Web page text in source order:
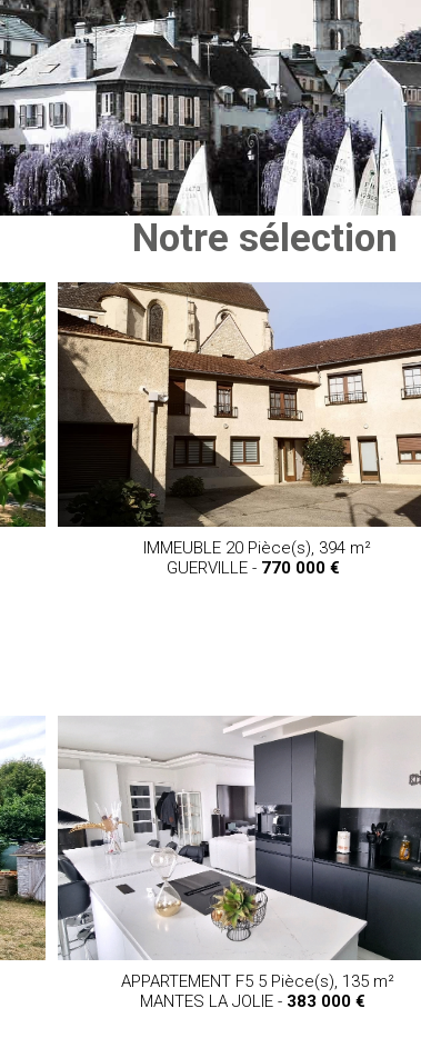
Notre sélection
IMMEUBLE 20 Pièce(s), 394 m²
GUERVILLE - 770 000 €
APPARTEMENT F5 5 Pièce(s), 135 m²
MANTES LA JOLIE - 383 000 €